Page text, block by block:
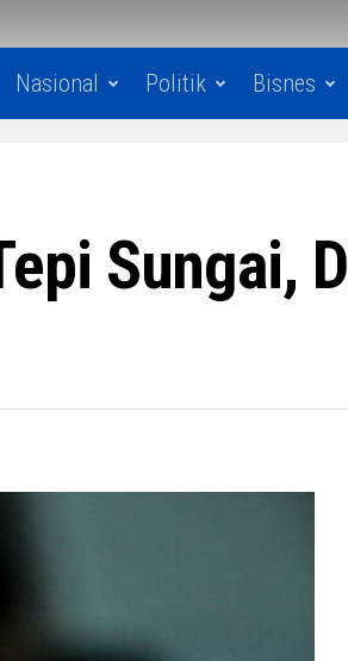
Nasional Politik Bisnes
Sungai,